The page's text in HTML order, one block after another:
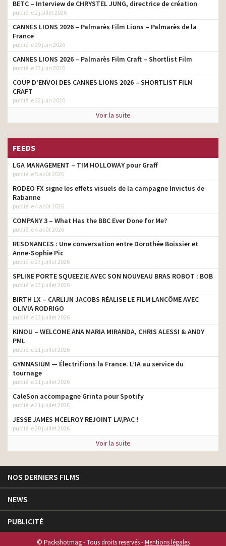
BETC – Interview de CHRYSTEL JUNG, directrice de création
publié le 2 juillet 2026
CANNES LIONS 2026 – Palmarès Film Lions – Palmarès de la
France
publié le 29 juin 2026
CANNES LIONS 2026 – Palmarès Film Craft – Shortlist Film
publié le 23 juin 2026
COUP D’ENVOI DES CANNES LIONS 2026 – SHORTLIST FILM
CRAFT
publié le 22 juin 2026
Voir la suite
FEEDS
LGA MANAGEMENT – TIM HOLLOWAY pour Graff
publié le 5 août 2026
RODEO FX signe les effets visuels de la campagne Invictus de
Rabanne
publié le 4 août 2026
COMPANY 3 – What Has the BBC Ever Done for Me?
publié le 4 août 2026
RESONANCES : Une conversation entre Dorothée Boissier et
Anne-Sophie Pic
publié le 27 juillet 2026
SPLINE PORTE SQUEEZIE AVEC SON NOUVEAU BRAS ROBOT : BOB
publié le 23 juillet 2026
BIRTH LX – CARLIJN JACOBS RÉALISE LE FILM LANCÔME AVEC
OLIVIA RODRIGO
publié le 23 juillet 2026
KINOU – WELCOME ANA MARIA MIRANDA, CHRIS ALESSI & ANDY
PML
publié le 21 juillet 2026
GYMNASIUM — Électrifions la France. L’IA au service du
tournage
publié le 21 juillet 2026
CaleSon accompagne Grinta pour Spotify
publié le 21 juillet 2026
JESSE JAMES MCELROY REJOINT LA\PAC !
publié le 20 juillet 2026
Voir la suite
NOS DERNIERS FILMS
NEWS
PUBLICITÉ
© Packshotmag - Tous droits reservés -Mentions légales